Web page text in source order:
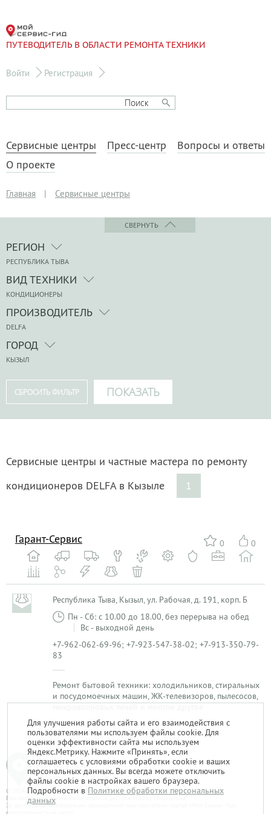
ПУТЕВОДИТЕЛЬ В ОБЛАСТИ РЕМОНТА ТЕХНИКИ
Войти Регистрация
Сервисные центры Пресс-центр
Вопросы и ответы
О проекте
Главная | Сервисные центры
СВЕРНУТЬ
РЕГИОН
РЕСПУБЛИКА ТЫВА
ВИД ТЕХНИКИ
КОНДИЦИОНЕРЫ
ПРОИЗВОДИТЕЛЬ
DELFA
ГОРОД
КЫЗЫЛ
Сервисные центры и частные мастера по ремонту
кондиционеров DELFA в Кызыле
1
0 0
Гарант-Сервис
Республика Тыва, Кызыл, ул. Рабочая, д. 191, корп. Б
Пн - Сб: с 10.00 до 18.00, без перерыва на обед
Вс - выходной день
+7-962-062-69-96; +7-923-547-38-02; +7-913-350-79-
83
Ремонт бытовой техники: холодильников, стиральных
и посудомоечных машин, ЖК-телевизоров, пылесосов,
микроволновых печей и многое другое
1
© 2014-2026. «Мой Сервис-Гид» – проект группы «Текарт».
При любом использовании материалов ресурса ссылка обязательна.
За достоверность информации, размещенной пользователями, портал «Мой Сервис-Гид»
Для улучшения работы сайта и его взаимодействия с
пользователями мы используем файлы cookie. Для
оценки эффективности сайта мы используем
Яндекс.Метрику. Нажмите «Принять», если
соглашаетесь с условиями обработки cookie и ваших
персональных данных. Вы всегда можете отключить
файлы cookie в настройках вашего браузера.
Подробности в Политике обработки персональных
данных